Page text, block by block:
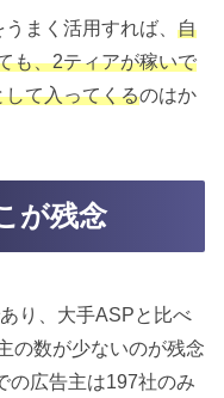
まく活用すれば、 自
も、2ティアが稼いで
て入ってくるのはか
が残念
り、大手ASPと比べ
の数が少ないのが残念
の広告主は197社のみ